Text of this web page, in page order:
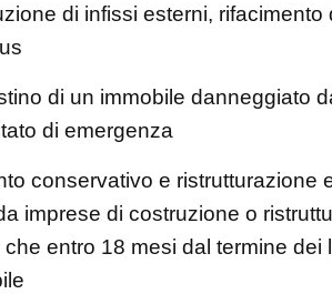
di infissi esterni, rifacimento
di un immobile danneggiato
di emergenza
conservativo e ristrutturazione
imprese di costruzione o
entro 18 mesi dal termine dei